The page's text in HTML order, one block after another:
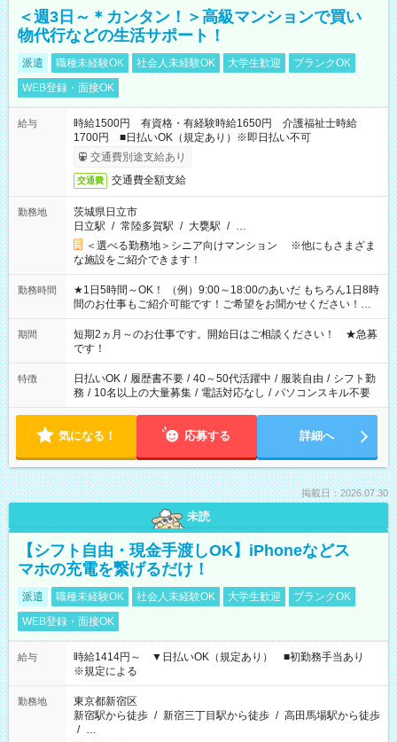
＜週3日～＊カンタン！＞高級マンションで買い
物代行などの生活サポート！
派遣 職種未経験OK 社会人未経験OK 大学生歓迎
ブランクOK
WEB登録・面接OK
給与
時給1500円 有資格・有経験時給1650円 介護福祉士時給
1700円 ■日払いOK（規定あり）※即日払い不可
交通費別途支給あり
交通費 交通費全額支給
勤務地
茨城県日立市
日立駅 / 常陸多賀駅 / 大甕駅 / …
＜選べる勤務地＞シニア向けマンション ※他にもさまざま
な施設をご紹介できます！
勤務時間
★1日5時間～OK！ （例）9:00～18:00のあいだ もちろん1日8時
間のお仕事もご紹介可能です！ご希望をお聞かせください！★
家庭の都合でお休みが必要な場合も遠慮なくご相談ください。
※週最低15時間以上の勤務が必要です
期間
短期2ヵ月～のお仕事です。開始日はご相談ください！ ★急募
です！
特徴 日払いOK / 履歴書不要 / 40～50代活躍中 / 服装自由 / シフト勤
務 / 10名以上の大量募集 / 電話対応なし / パソコンスキル不要
気になる！ 応募する 詳細へ
掲載日：2026.07.30
未読
【シフト自由・現金手渡しOK】iPhoneなどス
マホの充電を繋げるだけ！
派遣 職種未経験OK 社会人未経験OK 大学生歓迎
ブランクOK
WEB登録・面接OK
給与
時給1414円～ ▼日払いOK（規定あり） ■初勤務手当あり
※規定による
勤務地
東京都新宿区
新宿駅から徒歩 / 新宿三丁目駅から徒歩 / 高田馬場駅から徒歩
/ …